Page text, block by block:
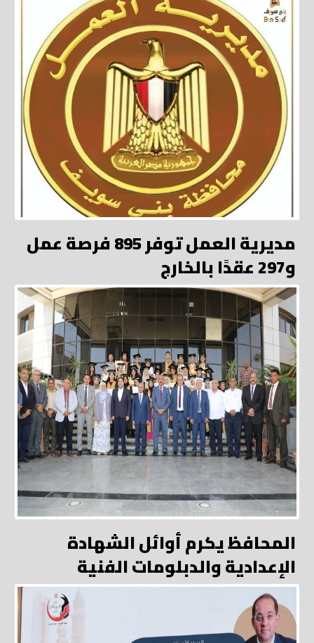
مديرية العمل توفر 895 فرصة عمل
و297 عقدًا بالخارج
المحافظ يكرم أوائل الشهادة
الإعدادية والدبلومات الفنية